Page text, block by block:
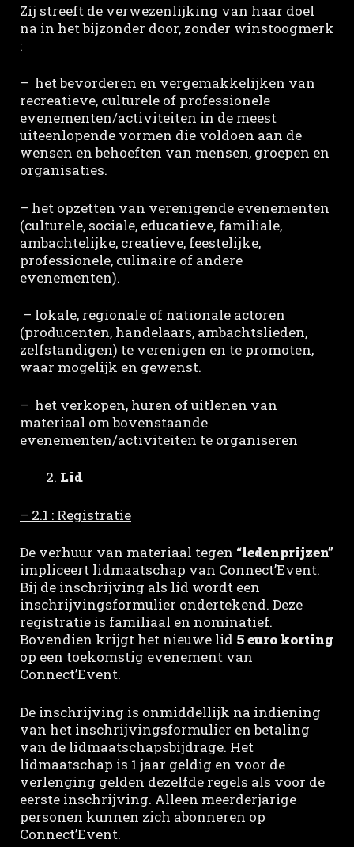
Zij streeft de verwezenlijking van haar doel
na in het bijzonder door, zonder winstoogmerk
:
– het bevorderen en vergemakkelijken van
recreatieve, culturele of professionele
evenementen/activiteiten in de meest
uiteenlopende vormen die voldoen aan de
wensen en behoeften van mensen, groepen en
organisaties.
– het opzetten van verenigende evenementen
(culturele, sociale, educatieve, familiale,
ambachtelijke, creatieve, feestelijke,
professionele, culinaire of andere
evenementen).
– lokale, regionale of nationale actoren
(producenten, handelaars, ambachtslieden,
zelfstandigen) te verenigen en te promoten,
waar mogelijk en gewenst.
– het verkopen, huren of uitlenen van
materiaal om bovenstaande
evenementen/activiteiten te organiseren
Lid
– 2.1 : Registratie
De verhuur van materiaal tegen “ledenprijzen”
impliceert lidmaatschap van Connect’Event.
Bij de inschrijving als lid wordt een
inschrijvingsformulier ondertekend. Deze
registratie is familiaal en nominatief.
Bovendien krijgt het nieuwe lid 5 euro korting
op een toekomstig evenement van
Connect’Event.
De inschrijving is onmiddellijk na indiening
van het inschrijvingsformulier en betaling
van de lidmaatschapsbijdrage. Het
lidmaatschap is 1 jaar geldig en voor de
verlenging gelden dezelfde regels als voor de
eerste inschrijving. Alleen meerderjarige
personen kunnen zich abonneren op
Connect’Event.